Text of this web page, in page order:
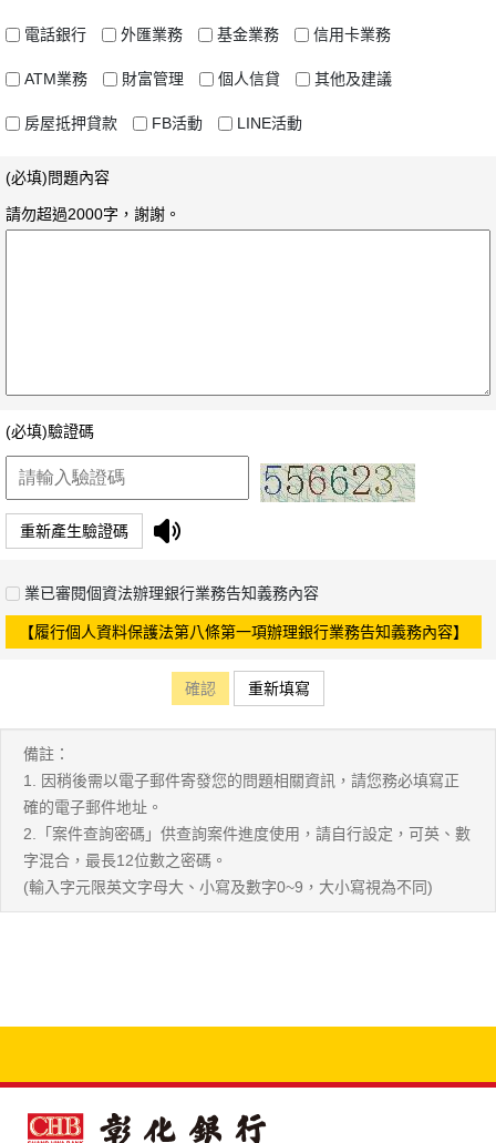
電話銀行 外匯業務 基金業務 信用卡業務
ATM業務 財富管理 個人信貸 其他及建議
房屋抵押貸款 FB活動 LINE活動
(必填)問題內容
請勿超過2000字，謝謝。
(必填)驗證碼
重新產生驗證碼
業已審閱個資法辦理銀行業務告知義務內容
【履行個人資料保護法第八條第一項辦理銀行業務告知義務內容】
確認 重新填寫
備註：
1. 因稍後需以電子郵件寄發您的問題相關資訊，請您務必填寫正
確的電子郵件地址。
2.「案件查詢密碼」供查詢案件進度使用，請自行設定，可英、數
字混合，最長12位數之密碼。
(輸入字元限英文字母大、小寫及數字0~9，大小寫視為不同)